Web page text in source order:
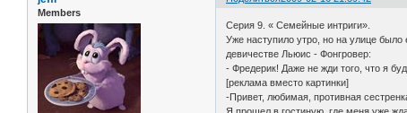
Members
Серия 9. « Семейные интриги».
Уже наступило утро, но на улице
девичестве Льюис - Фонгровер:
- Фредерик! Даже не жди того, что я
[реклама вместо картинки]
-Привет, любимая, противная
Я прошел в гостиную, где меня уже